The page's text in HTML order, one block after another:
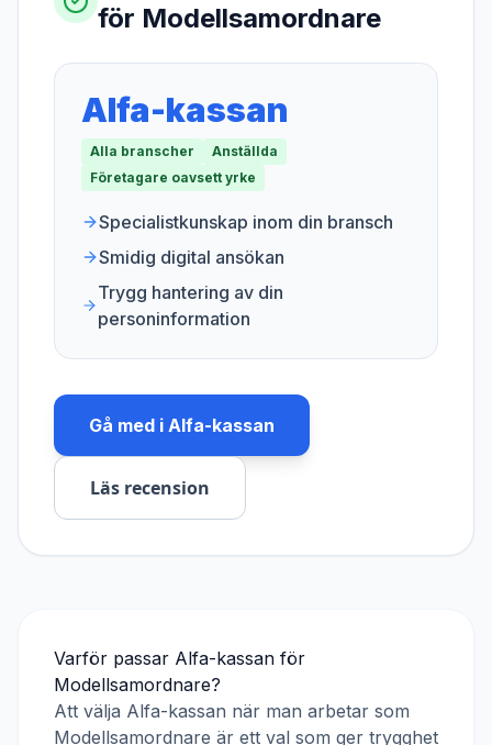
för Modellsamordnare
Alfa-kassan
Alla branscher
Anställda
Företagare oavsett yrke
Specialistkunskap inom din bransch
Smidig digital ansökan
Trygg hantering av din
personinformation
Gå med i Alfa-kassan
Läs recension
Varför passar Alfa-kassan för
Modellsamordnare?
Att välja Alfa-kassan när man arbetar som
Modellsamordnare är ett val som ger trygghet